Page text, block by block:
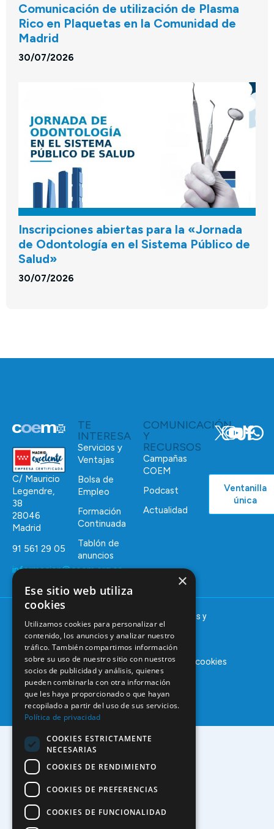
Comunicación de utilización de Plasma
Rico en Plaquetas en la Comunidad de
Madrid
30/07/2026
Inscripciones abiertas para la «Jornada
de Odontología en el Sistema Público de
Salud»
30/07/2026
C/ Mauricio
Legendre,
38
28046
Madrid
91 561 29 05
informacion@coem.org.es
TE
INTERESA
Servicios y
Ventajas
Bolsa de
Empleo
Formación
Continuada
Tablón de
anuncios
COMUNICACIÓN
Y
RECURSOS
Campañas
COEM
Podcast
Actualidad
Ventanilla
única
© 2025 – COEM – Colegio Oficial de Odontólogos y
Estomatólogos de la I región
Aviso legal Política de privacidadPolítica de cookies
×
Ese sitio web utiliza
cookies
Utilizamos cookies para personalizar el
contenido, los anuncios y analizar nuestro
tráfico. También compartimos información
sobre su uso de nuestro sitio con nuestros
socios de publicidad y análisis, quienes
pueden combinarla con otra información
que les haya proporcionado o que hayan
recopilado a partir del uso de sus servicios.
Política de privacidad
COOKIES ESTRICTAMENTE
NECESARIAS
COOKIES DE RENDIMIENTO
COOKIES DE PREFERENCIAS
COOKIES DE FUNCIONALIDAD